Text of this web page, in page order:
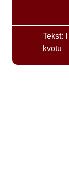
Tekst:
kvotu